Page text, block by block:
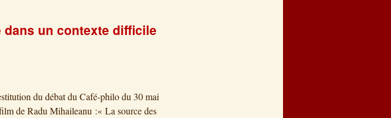
dans un contexte difficile
du débat du Café-philo du 30 mai
de Radu Mihaileanu :« La source des